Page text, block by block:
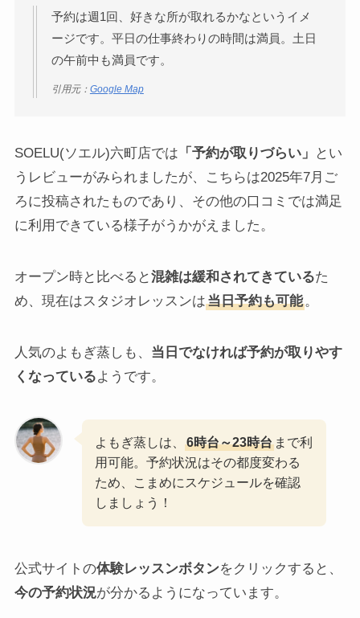
予約は週1回、好きな所が取れるかなというイメ
ージです。平日の仕事終わりの時間は満員。土日
の午前中も満員です。
引用元： Google Map
SOELU(ソエル)六町店では 「予約が取りづらい」
とい
うレビューがみられましたが、こちらは2025年7月ご
ろに投稿されたものであり、その他の口コミでは満足
に利用できている様子がうかがえました。
オープン時と比べると混雑は緩和されてきているた
め、現在はスタジオレッスンは当日予約も可能。
人気のよもぎ蒸しも、 当日でなければ予約が取りやす
くなっているようです。
よもぎ蒸しは、6時台～23時台 まで利
用可能。予約状況はその都度変わる
ため、こまめにスケジュールを確認
しましょう！
公式サイトの体験レッスンボタンをクリックすると、
今の予約状況が分かるようになっています。